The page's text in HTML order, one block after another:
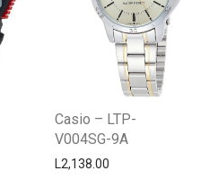
Casio – LTP-
V004SG-9A
L2,138.00